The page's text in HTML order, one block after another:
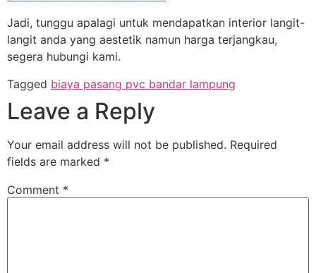
Jadi, tunggu apalagi untuk mendapatkan interior langit-
langit anda yang aestetik namun harga terjangkau,
segera hubungi kami.
Tagged biaya pasang pvc bandar lampung
Leave a Reply
Your email address will not be published. Required
fields are marked *
Comment *